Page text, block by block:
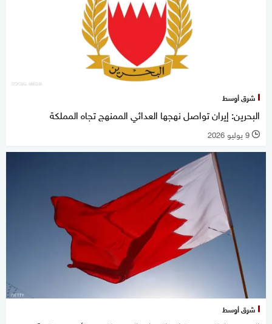
شرق أوسط
البحرين: إيران تواصل نهجها العدائي الممنهج تجاه المملكة
l 9 يوليو 2026
شرق أوسط